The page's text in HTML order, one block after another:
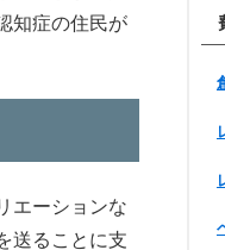
知症の住民が
エーションな
送ることに支